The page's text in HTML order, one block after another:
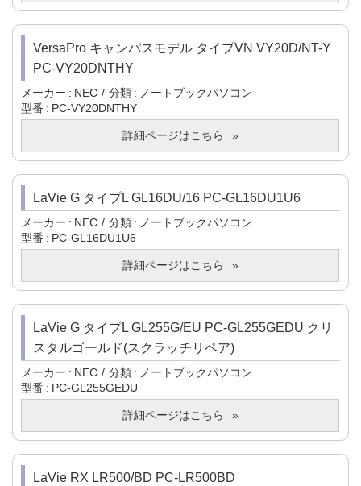
VersaPro キャンパスモデル タイプVN VY20D/NT-Y
PC-VY20DNTHY
メーカー NEC 分類
ノートブックパソコン
型番
PC-VY20DNTHY
詳細ページはこちら
LaVie G タイプL GL16DU/16 PC-GL16DU1U6
メーカー NEC 分類
ノートブックパソコン
型番
PC-GL16DU1U6
詳細ページはこちら
LaVie G タイプL GL255G/EU PC-GL255GEDU クリ
スタルゴールド(スクラッチリペア)
メーカー NEC 分類
ノートブックパソコン
型番
PC-GL255GEDU
詳細ページはこちら
LaVie RX LR500/BD PC-LR500BD